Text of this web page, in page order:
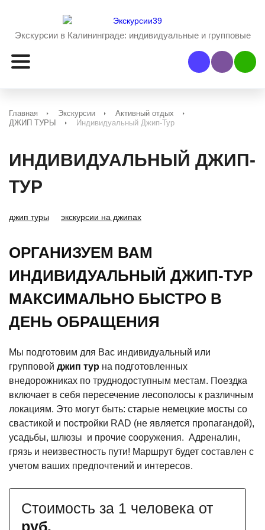
Экскурсии в Калининграде: индивидуальные и групповые
Наш ViberНаш
Главная Экскурсии
Активный отдых
ДЖИП ТУРЫ
Индивидуальный Джип-Тур
ИНДИВИДУАЛЬНЫЙ ДЖИП-
ТУР
джип туры экскурсии на джипах
ОРГАНИЗУЕМ ВАМ
ИНДИВИДУАЛЬНЫЙ ДЖИП-ТУР
МАКСИМАЛЬНО БЫСТРО В
ДЕНЬ ОБРАЩЕНИЯ
Мы подготовим для Вас индивидуальный или
групповой джип тур на подготовленных
внедорожниках по труднодоступным местам. Поездка
включает в себя пересечение лесополосы к различным
локациям. Это могут быть: старые немецкие мосты со
свастикой и постройки RAD (не является пропагандой),
усадьбы, шлюзы и прочие сооружения. Адреналин,
грязь и неизвестность пути! Маршрут будет составлен с
учетом ваших предпочтений и интересов.
Стоимость за 1 человека от
руб.